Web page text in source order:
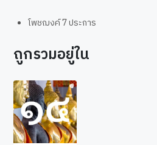
โพชฌงค์ 7 ประการ
ถูกรวมอยู่ใน